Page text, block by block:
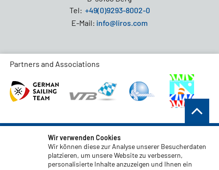
Tel: +49(0)9293-8002-0
E-Mail: info@liros.com
Partners and Associations
AGB
Datenschutz
Haftungsauschluss
Wir verwenden Cookies
Wir können diese zur Analyse unserer Besucherdaten
platzieren, um unsere Website zu verbessern,
personalisierte Inhalte anzuzeigen und Ihnen ein